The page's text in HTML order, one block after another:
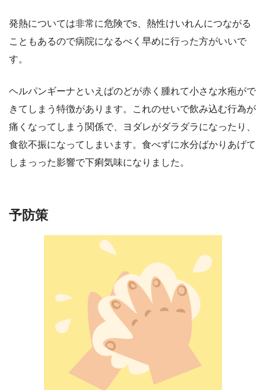
発熱については非常に危険でs、熱性けいれんにつながる
こともあるので病院になるべく早めに行った方がいいで
す。
ヘルパンギーナといえばのどが赤く腫れて小さな水疱がで
きてしまう特徴があります。これのせいで飲み込む行為が
痛くなってしまう関係で、ヨダレがダラダラになったり、
食欲不振になってしまいます。食べずに水分ばかりあげて
しまっった影響で下痢気味になりました。
予防策